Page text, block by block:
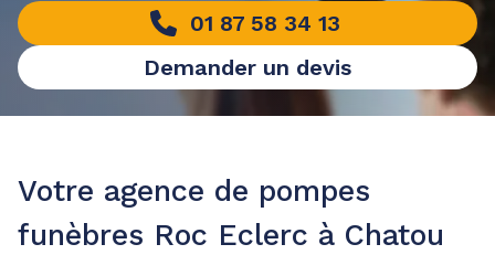
01 87 58 34 13
Demander un devis
Votre agence de pompes
funèbres Roc Eclerc à Chatou